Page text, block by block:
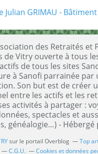
Julian GRIMAU - Bâtiment
des Retraités et
de Vitry ouverte à tous
de tous les sites
à Sanofi parrainée par
Son but est de créer
entre les actifs et les
activités à partager :
spectacles et
généalogie…) - Hébergé
sur le portail Overblog Top
C.G.U. Cookies et données